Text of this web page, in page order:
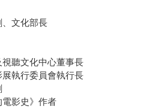
文化部長
聽文化中心董事長
執行委員會執行長
影史》作者